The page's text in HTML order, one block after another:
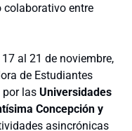
colaborativo entre
al 21 de noviembre,
de Estudiantes
por las Universidades
Concepción y
asincrónicas